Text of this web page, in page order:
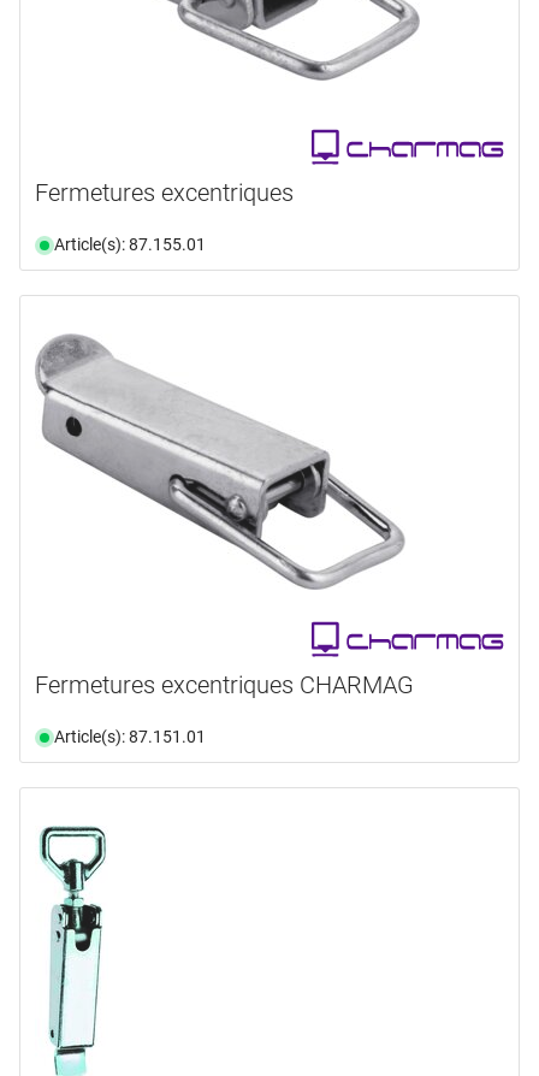
Fermetures excentriques
Article(s): 87.155.01
Fermetures excentriques CHARMAG
Article(s): 87.151.01